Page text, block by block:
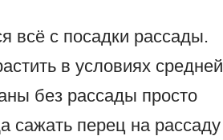
всё с посадки рассады.
в условиях средней
без рассады просто
сажать перец на рассаду